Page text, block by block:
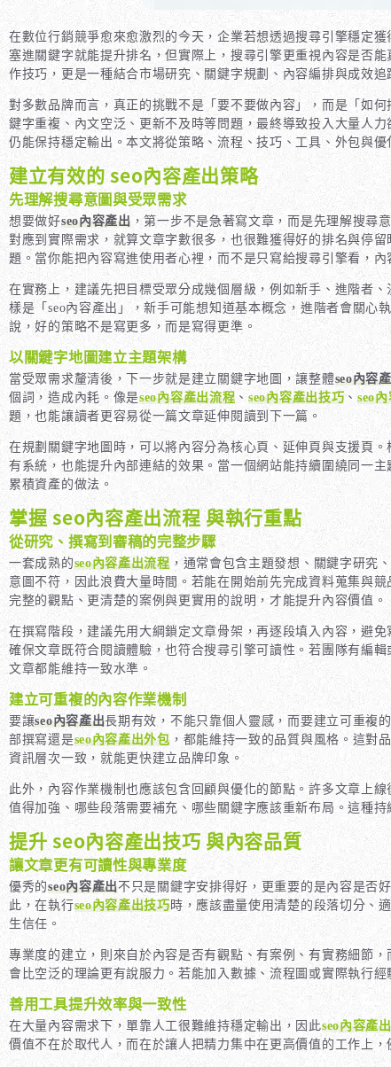
在數位行銷競爭愈來愈激烈的今天，企業若想透過搜尋引擎穩定
塞進關鍵字就能提升排名，但實際上，搜尋引擎更重視內容是否
作技巧，更是一種結合市場研究、關鍵字規劃、內容編排與成效
對多數品牌而言，真正的挑戰不是「要不要做內容」，而是「如
鍵字重複、內文空泛、更新不及時等問題，最終導致投入大量人
仍能保持穩定輸出。本文將從策略、流程、技巧、工具、外包與
建立有效的 seo內容產出策略
先理解搜尋意圖與受眾需求
想要做好seo內容產出，第一步不是急著寫文章，而是先理解搜尋
對應到實際需求，就算文章字數很多，也很難獲得好的排名與停留
題。當你能把內容寫進使用者心裡，而不是只寫給搜尋引擎看，內
在實務上，建議先把目標受眾分成幾個層級，例如新手、進階者
樣是「seo內容產出」，新手可能想知道基本概念，進階者會關
說，好的策略不是寫更多，而是寫得更準。
以關鍵字地圖建立主題架構
當受眾需求釐清後，下一步就是建立關鍵字地圖，讓整體seo內容
個詞，造成內耗。像是seo內容產出流程 、seo內容產出技巧 、seo
題，也能讓讀者更容易從一篇文章延伸閱讀到下一篇。
在規劃關鍵字地圖時，可以將內容分為核心頁、延伸頁與支援頁
有系統，也能提升內部連結的效果。當一個網站能持續圍繞同一
累積資產的做法。
掌握 seo內容產出流程 與執行重點
從研究、撰寫到審稿的完整步驟
一套成熟的seo內容產出流程，通常會包含主題發想、關鍵字研究
意圖不符，因此浪費大量時間。若能在開始前先完成資料蒐集與
完整的觀點、更清楚的案例與更實用的說明，才能提升內容價值。
在撰寫階段，建議先用大綱鎖定文章骨架，再逐段填入內容，避
確保文章既符合閱讀體驗，也符合搜尋引擎可讀性。若團隊有編
文章都能維持一致水準。
建立可重複的內容作業機制
要讓seo內容產出長期有效，不能只靠個人靈感，而要建立可重複
部撰寫還是seo內容產出外包，都能維持一致的品質與風格。這對
資訊層次一致，就能更快建立品牌印象。
此外，內容作業機制也應該包含回顧與優化的節點。許多文章上
值得加強、哪些段落需要補充、哪些關鍵字應該重新布局。這種
提升 seo內容產出技巧 與內容品質
讓文章更有可讀性與專業度
優秀的seo內容產出不只是關鍵字安排得好，更重要的是內容是否
此，在執行seo內容產出技巧時，應該盡量使用清楚的段落切分、
生信任。
專業度的建立，則來自於內容是否有觀點、有案例、有實務細節
會比空泛的理論更有說服力。若能加入數據、流程圖或實際執行
善用工具提升效率與一致性
在大量內容需求下，單靠人工很難維持穩定輸出，因此seo內容產
價值不在於取代人，而在於讓人把精力集中在更高價值的工作上